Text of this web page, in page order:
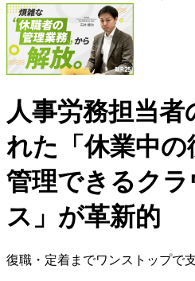
人事労務担当者
れた「休業中
管理できるク
ス」が革新的
復職・定着までワンストップで